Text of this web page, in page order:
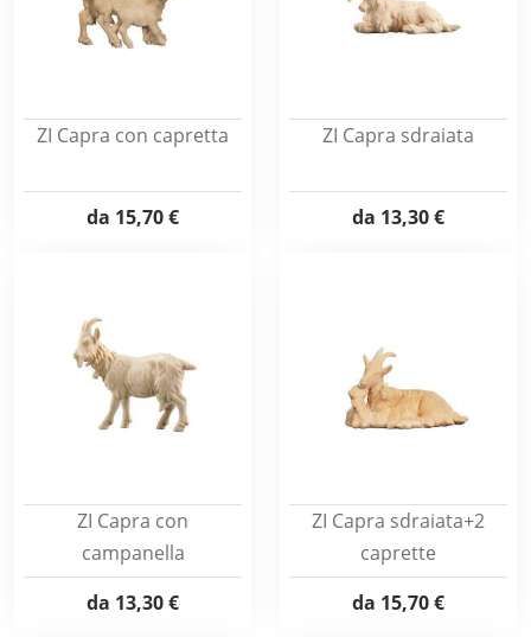
ZI Capra con capretta
da 15,70 €
ZI Capra sdraiata
da 13,30 €
ZI Capra con
campanella
da 13,30 €
ZI Capra sdraiata+2
caprette
da 15,70 €